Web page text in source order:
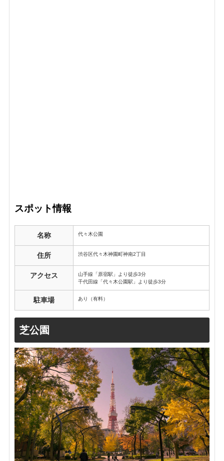
スポット情報
名称 代々木公園
住所 渋谷区代々木神園町神南2丁目
アクセス
山手線「原宿駅」より徒歩3分
千代田線「代々木公園駅」より徒歩3分
駐車場 あり（有料）
芝公園